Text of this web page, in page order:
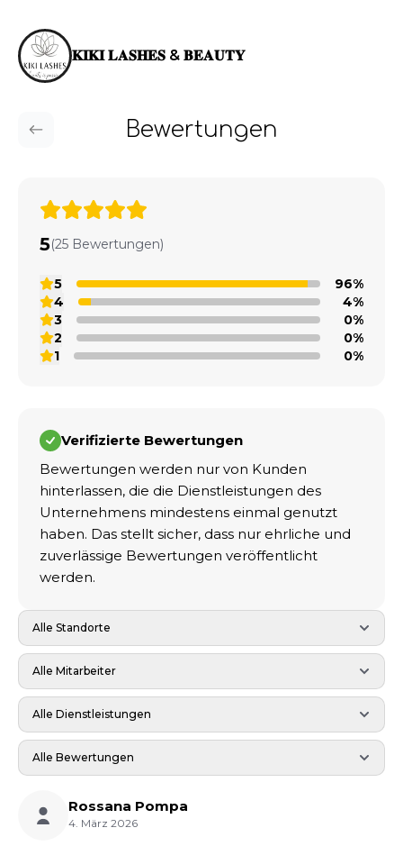
𝐊𝐈𝐊𝐈 𝐋𝐀𝐒𝐇𝐄𝐒 & 𝐁𝐄𝐀𝐔𝐓𝐘
Bewertungen
Alle Standorte
Alle Mitarbeiter
Alle Dienstleistungen
Alle Bewertungen
Rossana Pompa
4. März 2026
5(25 Bewertungen)
1 0%
2 0%
3 0%
4 4%
5 96%
Verifizierte Bewertungen
Bewertungen werden nur von Kunden
hinterlassen, die die Dienstleistungen des
Unternehmens mindestens einmal genutzt
haben. Das stellt sicher, dass nur ehrliche und
zuverlässige Bewertungen veröffentlicht
werden.